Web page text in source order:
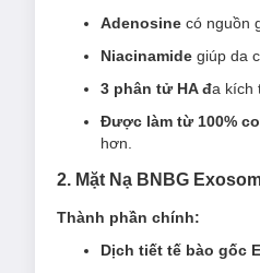
Công nghệ cấp ẩm da
Được làm từ 100%
Công nghệ Skin
Dẫn truyền
được da tiếp
Adenosine có nguồn
Niacinamide giúp da
3 phân tử HA đa kích
Được làm từ 100%
hơn.
2. Mặt Nạ BNBG
Thành phần chính:
Dịch tiết tế bào gốc